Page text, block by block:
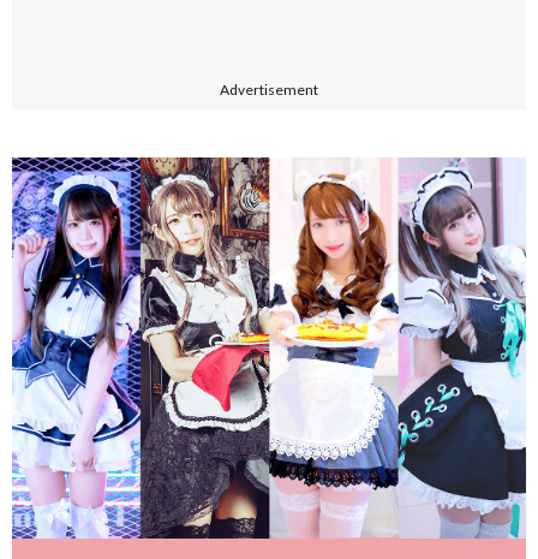
Advertisement